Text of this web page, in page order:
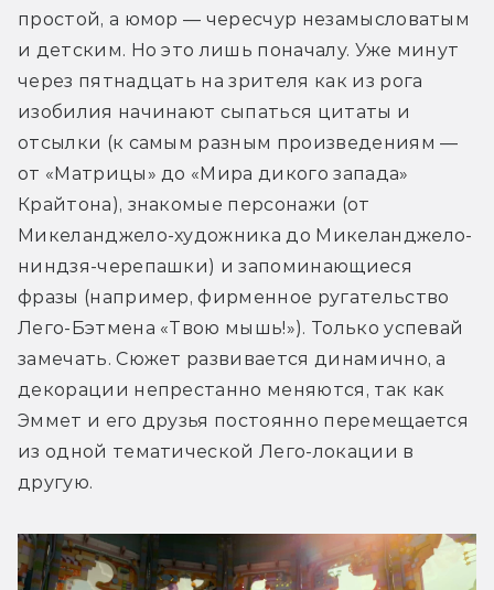
простой, а юмор — чересчур незамысловатым
и детским. Но это лишь поначалу. Уже минут
через пятнадцать на зрителя как из рога
изобилия начинают сыпаться цитаты и
отсылки (к самым разным произведениям —
от «Матрицы» до «Мира дикого запада»
Крайтона), знакомые персонажи (от
Микеланджело-художника до Микеланджело-
ниндзя-черепашки) и запоминающиеся
фразы (например, фирменное ругательство
Лего-Бэтмена «Твою мышь!»). Только успевай
замечать. Сюжет развивается динамично, а
декорации непрестанно меняются, так как
Эммет и его друзья постоянно перемещается
из одной тематической Лего-локации в
другую.